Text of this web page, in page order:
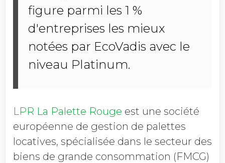
figure parmi les 1 %
d'entreprises les mieux
notées par EcoVadis avec le
niveau Platinum.
LPR La Palette Rouge est une société
européenne de gestion de palettes
locatives, spécialisée dans le secteur des
biens de grande consommation (FMCG)